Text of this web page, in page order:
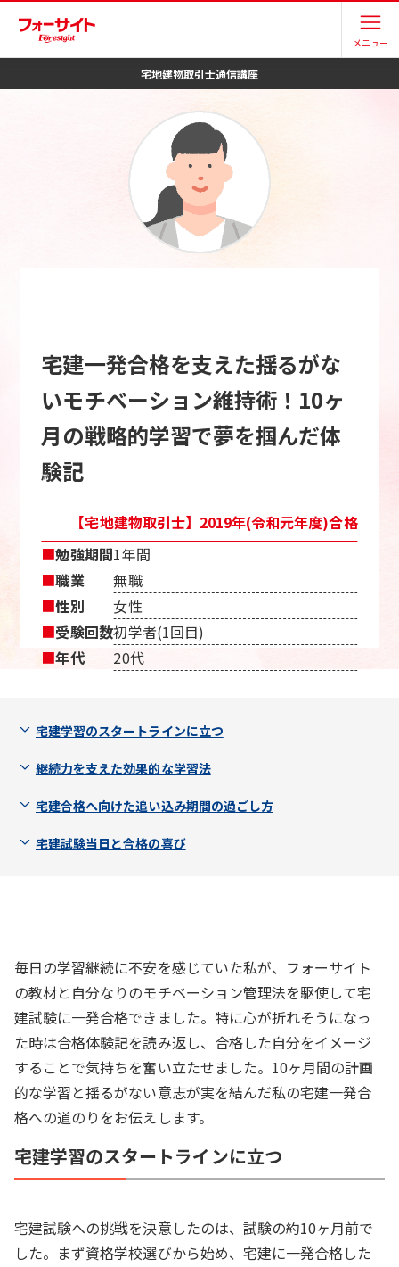
メニュー
宅地建物取引士通信講座
宅建一発合格を支えた揺るがな
いモチベーション維持術！10ヶ
月の戦略的学習で夢を掴んだ体
験記
【宅地建物取引士】2019年(令和元年度)合格
■勉強期間1年間
■職業
無職
■性別
女性
■受験回数初学者(1回目)
■年代 20代
宅建学習のスタートラインに立つ
継続力を支えた効果的な学習法
宅建合格へ向けた追い込み期間の過ごし方
宅建試験当日と合格の喜び
毎日の学習継続に不安を感じていた私が、フォーサイト
の教材と自分なりのモチベーション管理法を駆使して宅
建試験に一発合格できました。特に心が折れそうになっ
た時は合格体験記を読み返し、合格した自分をイメージ
することで気持ちを奮い立たせました。10ヶ月間の計画
的な学習と揺るがない意志が実を結んだ私の宅建一発合
格への道のりをお伝えします。
宅建学習のスタートラインに立つ
宅建試験への挑戦を決意したのは、試験の約10ヶ月前で
した。まず資格学校選びから始め、宅建に一発合格した